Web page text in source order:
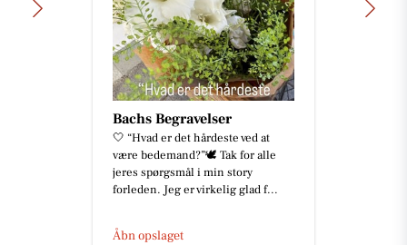
Bachs Begravelser
🤍 “Hvad er det hårdeste ved at
være bedemand?”🕊️ Tak for alle
jeres spørgsmål i min story
forleden. Jeg er virkelig glad f...
Åbn opslaget